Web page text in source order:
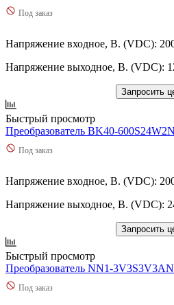
Под заказ
Напряжение входное, В. (VDC):
Напряжение выходное, В. (VDC):
Запросить
Быстрый просмотр
Преобразователь BK40-
Под заказ
Напряжение входное, В. (VDC):
Напряжение выходное, В. (VDC):
Запросить
Быстрый просмотр
Преобразователь NN1-
Под заказ